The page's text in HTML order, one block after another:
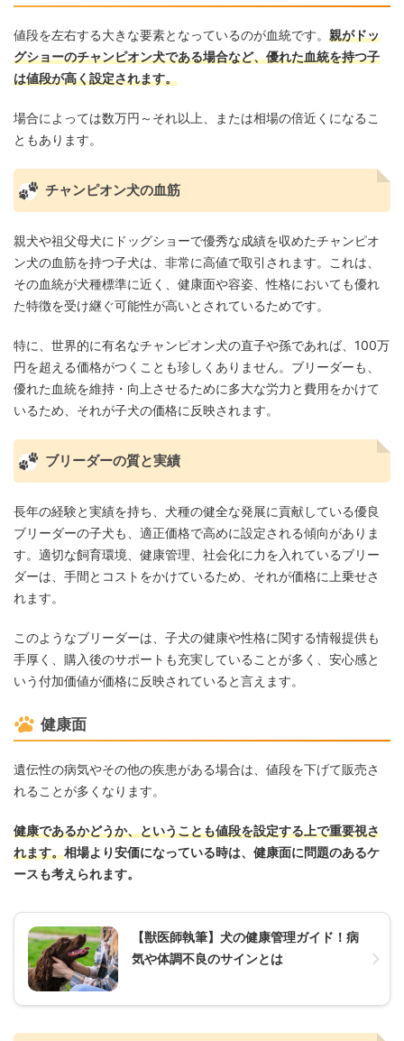
値段を左右する大きな要素となっているのが血統です。 親がドッ
グショーのチャンピオン犬である場合など、優れた血統を持つ子
は値段が高く設定されます。
場合によっては数万円～それ以上、または相場の倍近くになるこ
ともあります。
チャンピオン犬の血筋
親犬や祖父母犬にドッグショーで優秀な成績を収めたチャンピオ
ン犬の血筋を持つ子犬は、非常に高値で取引されます。これは、
その血統が犬種標準に近く、健康面や容姿、性格においても優れ
た特徴を受け継ぐ可能性が高いとされているためです。
特に、世界的に有名なチャンピオン犬の直子や孫であれば、100万
円を超える価格がつくことも珍しくありません。ブリーダーも、
優れた血統を維持・向上させるために多大な労力と費用をかけて
いるため、それが子犬の価格に反映されます。
ブリーダーの質と実績
長年の経験と実績を持ち、犬種の健全な発展に貢献している優良
ブリーダーの子犬も、適正価格で高めに設定される傾向がありま
す。適切な飼育環境、健康管理、社会化に力を入れているブリー
ダーは、手間とコストをかけているため、それが価格に上乗せさ
れます。
このようなブリーダーは、子犬の健康や性格に関する情報提供も
手厚く、購入後のサポートも充実していることが多く、安心感と
いう付加価値が価格に反映されていると言えます。
健康面
遺伝性の病気やその他の疾患がある場合は、値段を下げて販売さ
れることが多くなります。
健康であるかどうか、ということも値段を設定する上で重要視さ
れます。相場より安価になっている時は、健康面に問題のあるケ
ースも考えられます。
【獣医師執筆】犬の健康管理ガイド！病
気や体調不良のサインとは